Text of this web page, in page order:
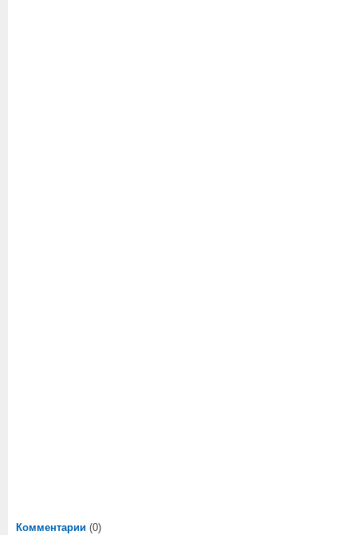
Комментарии (0)